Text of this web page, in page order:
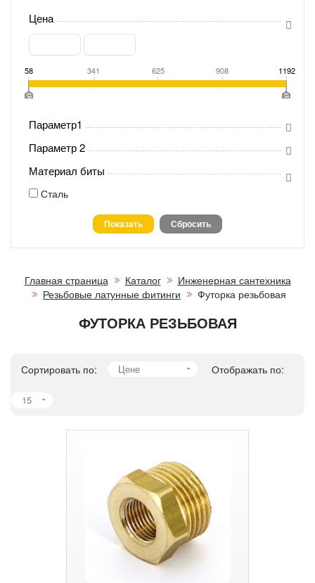
Цена
58 341 625 908 1192
Параметр1
Параметр 2
Материал биты
Сталь
Главная страница Каталог
Инженерная сантехника
Резьбовые латунные фитинги
Футорка резьбовая
ФУТОРКА РЕЗЬБОВАЯ
Сортировать по: Цене Отображать по:
15